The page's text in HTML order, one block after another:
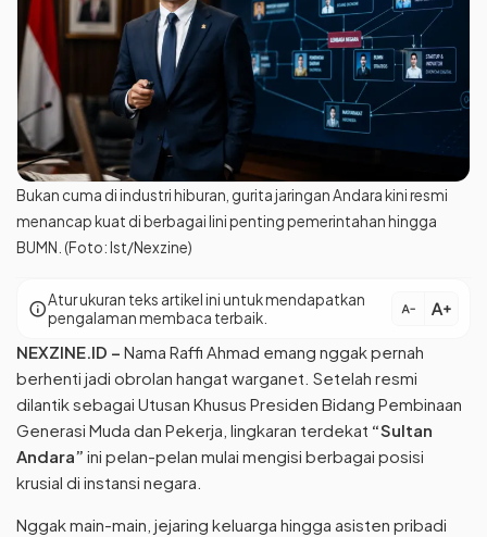
Bukan cuma di industri hiburan, gurita jaringan Andara kini resmi
menancap kuat di berbagai lini penting pemerintahan hingga
BUMN. (Foto: Ist/Nexzine)
infoAtur ukuran teks artikel ini untuk mendapatkan
pengalaman membaca terbaik.
text_decrease text_increase
NEXZINE.ID – Nama Raffi Ahmad emang nggak pernah
berhenti jadi obrolan hangat warganet. Setelah resmi
dilantik sebagai Utusan Khusus Presiden Bidang Pembinaan
Generasi Muda dan Pekerja, lingkaran terdekat “Sultan
Andara” ini pelan-pelan mulai mengisi berbagai posisi
krusial di instansi negara.
Nggak main-main, jejaring keluarga hingga asisten pribadi